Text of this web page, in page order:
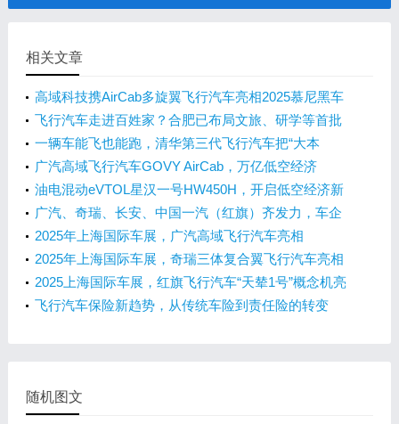
相关文章
高域科技携AirCab多旋翼飞行汽车亮相2025慕尼黑车
展
飞行汽车走进百姓家？合肥已布局文旅、研学等首批
场景
一辆车能飞也能跑，清华第三代飞行汽车把“大本
营”搬来合肥
广汽高域飞行汽车GOVY AirCab，万亿低空经济
的“新星”
油电混动eVTOL星汉一号HW450H，开启低空经济新
时代！
广汽、奇瑞、长安、中国一汽（红旗）齐发力，车企
如何抢滩飞行汽车市场？
2025年上海国际车展，广汽高域飞行汽车亮相
2025年上海国际车展，奇瑞三体复合翼飞行汽车亮相
2025上海国际车展，红旗飞行汽车“天辇1号”概念机亮
相
飞行汽车保险新趋势，从传统车险到责任险的转变
随机图文